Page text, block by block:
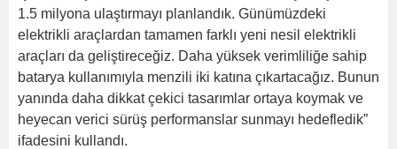
1.5 milyona ulaştırmayı planlandık. Günümüzdeki
elektrikli araçlardan tamamen farklı yeni nesil elektrikli
araçları da geliştireceğiz. Daha yüksek verimliliğe sahip
batarya kullanımıyla menzili iki katına çıkartacağız. Bunun
yanında daha dikkat çekici tasarımlar ortaya koymak ve
heyecan verici sürüş performanslar sunmayı hedefledik”
ifadesini kullandı.